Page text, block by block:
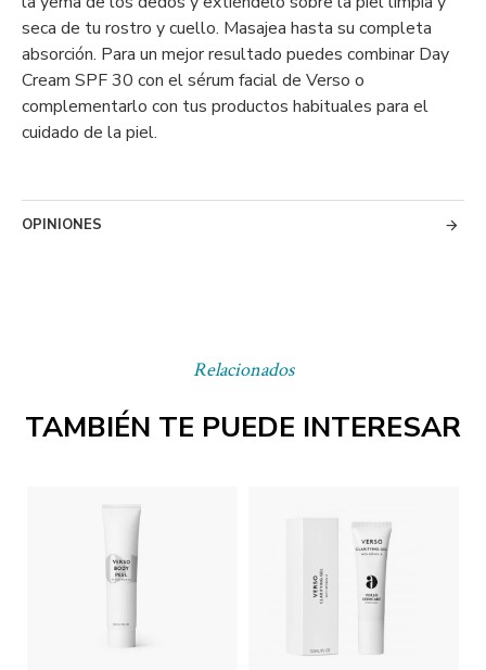
Relacionados
TAMBIÉN TE PUEDE INTERESAR
seca de tu rostro y cuello. Masajea hasta su completa
absorción. Para un mejor resultado puedes combinar Day
Cream SPF 30 con el sérum facial de Verso o
complementarlo con tus productos habituales para el
cuidado de la piel.
OPINIONES